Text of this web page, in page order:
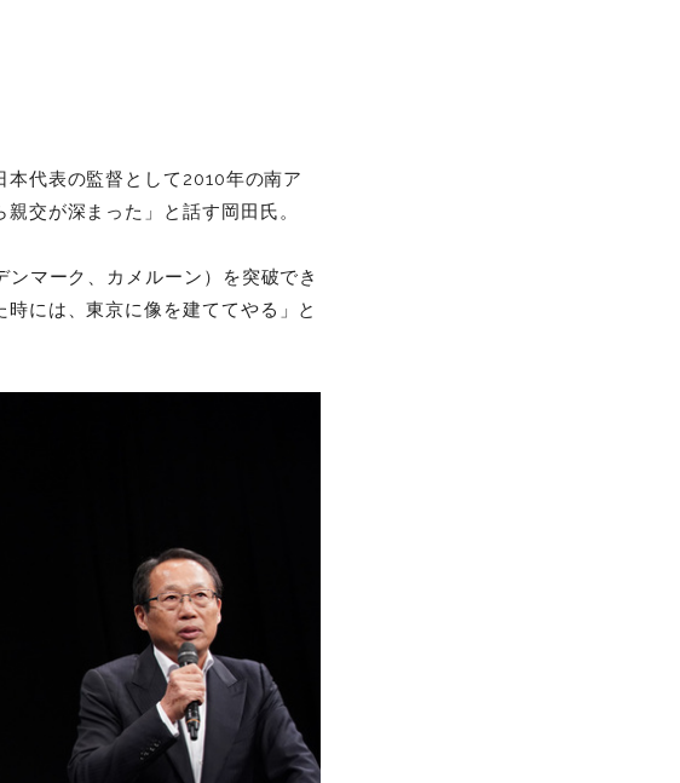
本代表の監督として2010年の南ア
交が深まった」と話す岡田氏。
マーク、カメルーン）を突破でき
には、東京に像を建ててやる」と